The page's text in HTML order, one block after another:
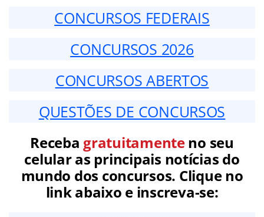
CONCURSOS FEDERAIS
CONCURSOS 2026
CONCURSOS ABERTOS
QUESTÕES DE CONCURSOS
Receba gratuitamenteno seu
celular as principais notícias do
mundo dos concursos. Clique no
link abaixo e inscreva-se: